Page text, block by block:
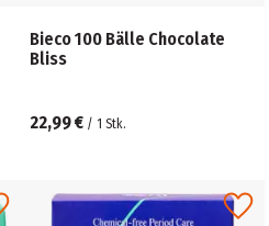
Bieco 100 Bälle Chocolate
Bliss
22,99 € / 1 Stk.